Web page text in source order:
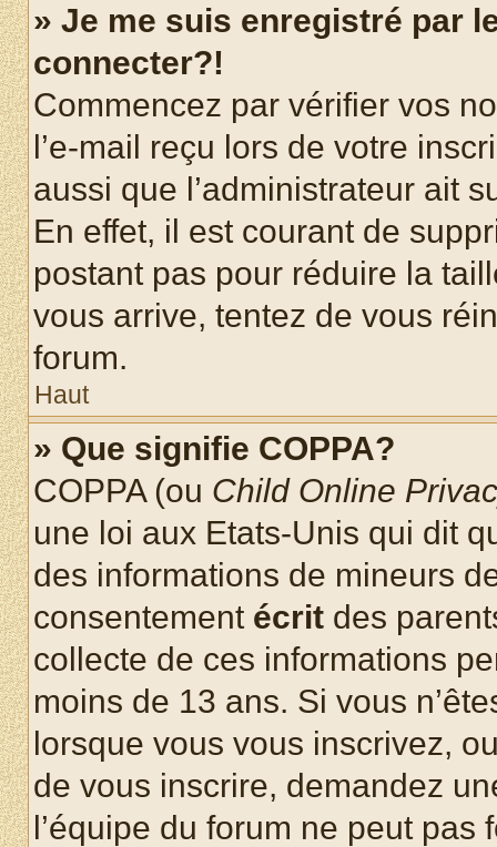
» Je me suis enregistré par
connecter?!
Commencez par vérifier vos
l’e-mail reçu lors de votre
aussi que l’administrateur ait
En effet, il est courant de
postant pas pour réduire la
vous arrive, tentez de vous
forum.
Haut
» Que signifie COPPA?
COPPA (ou Child Online
une loi aux Etats-Unis qui dit
des informations de mineurs
consentement écrit des
collecte de ces informations
moins de 13 ans. Si vous
lorsque vous vous inscrivez,
de vous inscrire, demandez
l’équipe du forum ne peut